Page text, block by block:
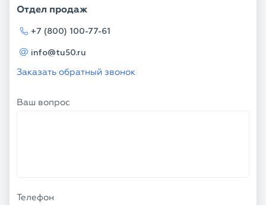
Отдел продаж
+7 (800) 100-77-61
info@tu50.ru
Заказать обратный звонок
Ваш вопрос